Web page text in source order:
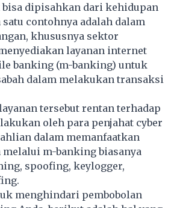
bisa dipisahkan dari kehidupan
contohnya adalah dalam
khususnya sektor
layanan internet
banking (m-banking) untuk
dalam melakukan transaksi
tersebut rentan terhadap
oleh para penjahat cyber
dalam memanfaatkan
melalui m-banking biasanya
spoofing, keylogger,
menghindari pembobolan